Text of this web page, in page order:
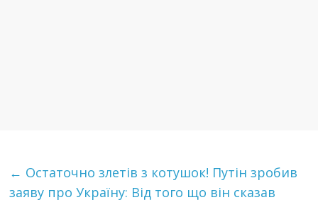
← Остаточно злетів з котушок! Путін зробив
заяву про Україну: Від того що він сказав